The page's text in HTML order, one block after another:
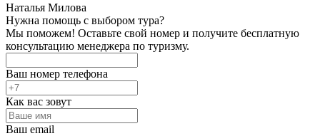
Наталья Милова
Нужна помощь с выбором тура?
Мы поможем! Оставьте свой номер и получите бесплатную
консультацию менеджера по туризму.
Ваш номер телефона
Как вас зовут
Ваш email